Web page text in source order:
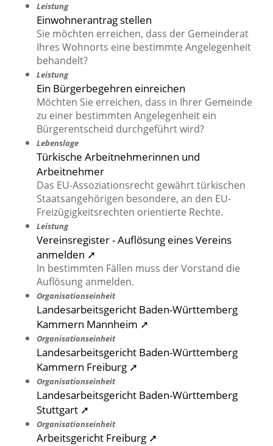
Leistung
Einwohnerantrag stellen
Sie möchten erreichen, dass der Gemeinderat
Ihres Wohnorts eine bestimmte Angelegenheit
behandelt?
Leistung
Ein Bürgerbegehren einreichen
Möchten Sie erreichen, dass in Ihrer Gemeinde
zu einer bestimmten Angelegenheit ein
Bürgerentscheid durchgeführt wird?
Lebenslage
Türkische Arbeitnehmerinnen und
Arbeitnehmer
Das EU-Assoziationsrecht gewährt türkischen
Staatsangehörigen besondere, an den EU-
Freizügigkeitsrechten orientierte Rechte.
Leistung
Vereinsregister - Auflösung eines Vereins
anmelden ➚
In bestimmten Fällen muss der Vorstand die
Auflösung anmelden.
Organisationseinheit
Landesarbeitsgericht Baden-Württemberg
Kammern Mannheim ➚
Organisationseinheit
Landesarbeitsgericht Baden-Württemberg
Kammern Freiburg ➚
Organisationseinheit
Landesarbeitsgericht Baden-Württemberg
Stuttgart ➚
Organisationseinheit
Arbeitsgericht Freiburg ➚